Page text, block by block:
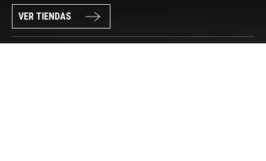
VER TIENDAS